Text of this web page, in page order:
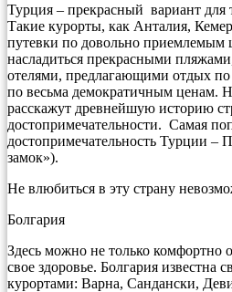
Турция – прекрасный вариант для
Такие курорты, как Анталия,
путевки по довольно приемлемым
насладиться прекрасными
отелями, предлагающими отдых по
по весьма демократичным ценам.
расскажут древнейшую историю
достопримечательности. Самая
достопримечательность Турции –
замок»).
Не влюбиться в эту страну
Болгария
Здесь можно не только комфортно
свое здоровье. Болгария известна
курортами: Варна, Сандански,